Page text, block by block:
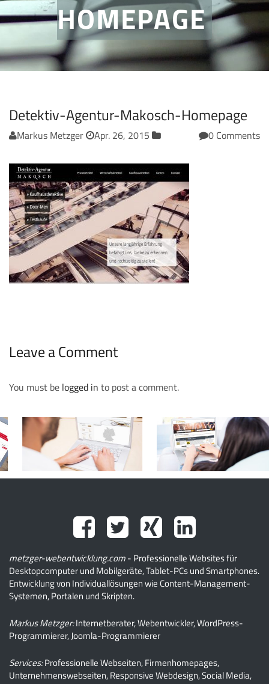
HOMEPAGE
Detektiv-Agentur-Makosch-Homepage
Markus Metzger Apr. 26, 2015 0 Comments
Leave a Comment
You must be logged in to post a comment.
metzger-webentwicklung.com- Professionelle Websites für
Desktopcomputer und Mobilgeräte, Tablet-PCs und Smartphones.
Entwicklung von Individuallösungen wie Content-Management-
Systemen, Portalen und Skripten.
Markus Metzger:Internetberater, Webentwickler, WordPress-
Programmierer, Joomla-Programmierer
Services:Professionelle Webseiten, Firmenhomepages,
Unternehmenswebseiten, Responsive Webdesign, Social Media,